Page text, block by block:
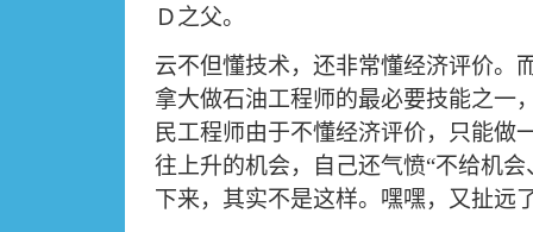
Ｄ之父。
云不但懂技术，还非常懂经济评价。
拿大做石油工程师的最必要技能之一
民工程师由于不懂经济评价，只能做
往上升的机会，自己还气愤“不给机会
下来，其实不是这样。嘿嘿，又扯远